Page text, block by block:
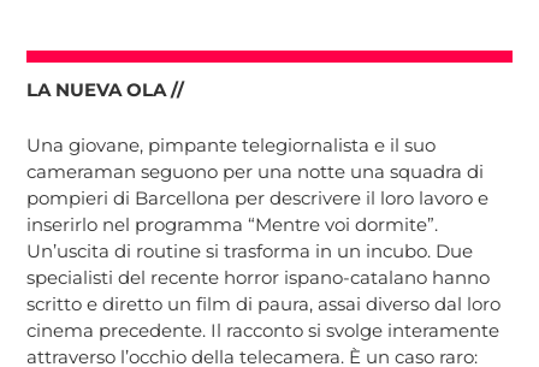
LA NUEVA OLA //
Una giovane, pimpante telegiornalista e il suo
cameraman seguono per una notte una squadra di
pompieri di Barcellona per descrivere il loro lavoro e
inserirlo nel programma “Mentre voi dormite”.
Un’uscita di routine si trasforma in un incubo. Due
specialisti del recente horror ispano-catalano hanno
scritto e diretto un film di paura, assai diverso dal loro
cinema precedente. Il racconto si svolge interamente
attraverso l’occhio della telecamera. È un caso raro: